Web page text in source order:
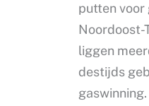
putten voor
Noordoost-
liggen
destijds